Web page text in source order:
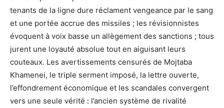
tenants de la ligne dure réclament vengeance par le sang
et une portée accrue des missiles ; les révisionnistes
évoquent à voix basse un allègement des sanctions ; tous
jurent une loyauté absolue tout en aiguisant leurs
couteaux. Les avertissements censurés de Mojtaba
Khamenei, le triple serment imposé, la lettre ouverte,
l’effondrement économique et les scandales convergent
vers une seule vérité : l’ancien système de rivalité